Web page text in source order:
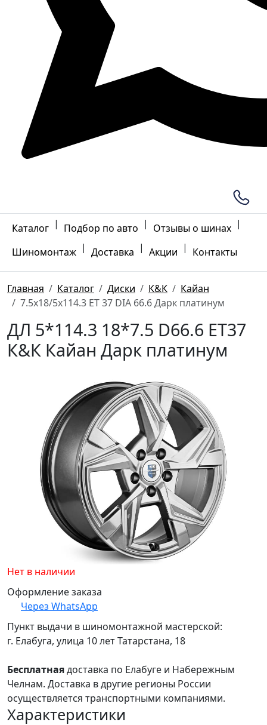
Каталог | Подбор по авто | Отзывы о шинах |
Шиномонтаж | Доставка | Акции | Контакты
Главная Каталог Диски К&К
Кайан
7.5x18/5x114.3 ET 37 DIA 66.6 Дарк платинум
ДЛ 5*114.3 18*7.5 D66.6 ET37
К&К Кайан Дарк платинум
Нет в наличии
Оформление заказа
Через WhatsApp
Пункт выдачи в шиномонтажной мастерской:
г. Елабуга, улица 10 лет Татарстана, 18
Бесплатнаядоставка по Елабуге и Набережным
Челнам. Доставка в другие регионы России
осуществляется транспортными компаниями.
Характеристики